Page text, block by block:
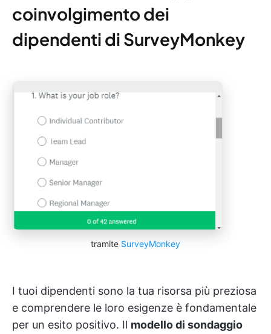
coinvolgimento dei
dipendenti di SurveyMonkey
tramite SurveyMonkey
I tuoi dipendenti sono la tua risorsa più preziosa
e comprendere le loro esigenze è fondamentale
per un esito positivo. Il modello di sondaggio